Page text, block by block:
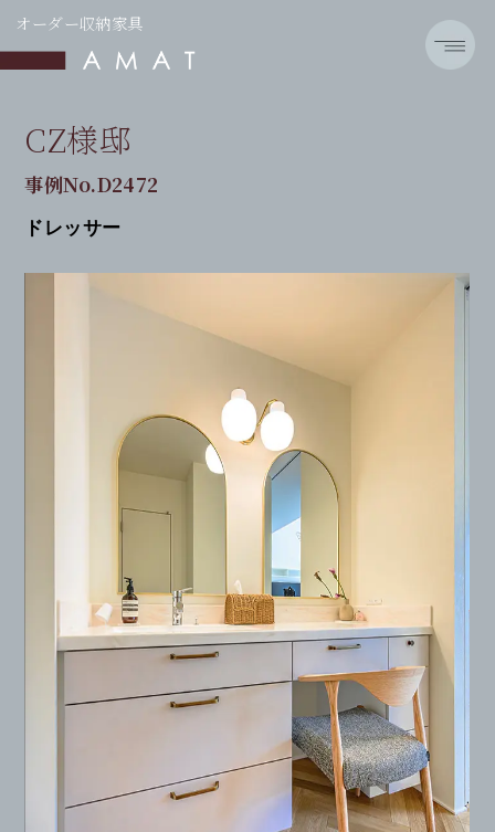
オーダー収納家具
CZ様邸
事例No.D2472
ドレッサー
引出の中にコンセントを内蔵。
ヘアアイロン等を“収納しながら充電”できる、使い
手に寄り添った設計です。
カウンターと同じ人工大理石で仕上げた立ち上が
り。
お手入れがしやすく、細部まで上質感をまとったこ
だわりのデザインです。